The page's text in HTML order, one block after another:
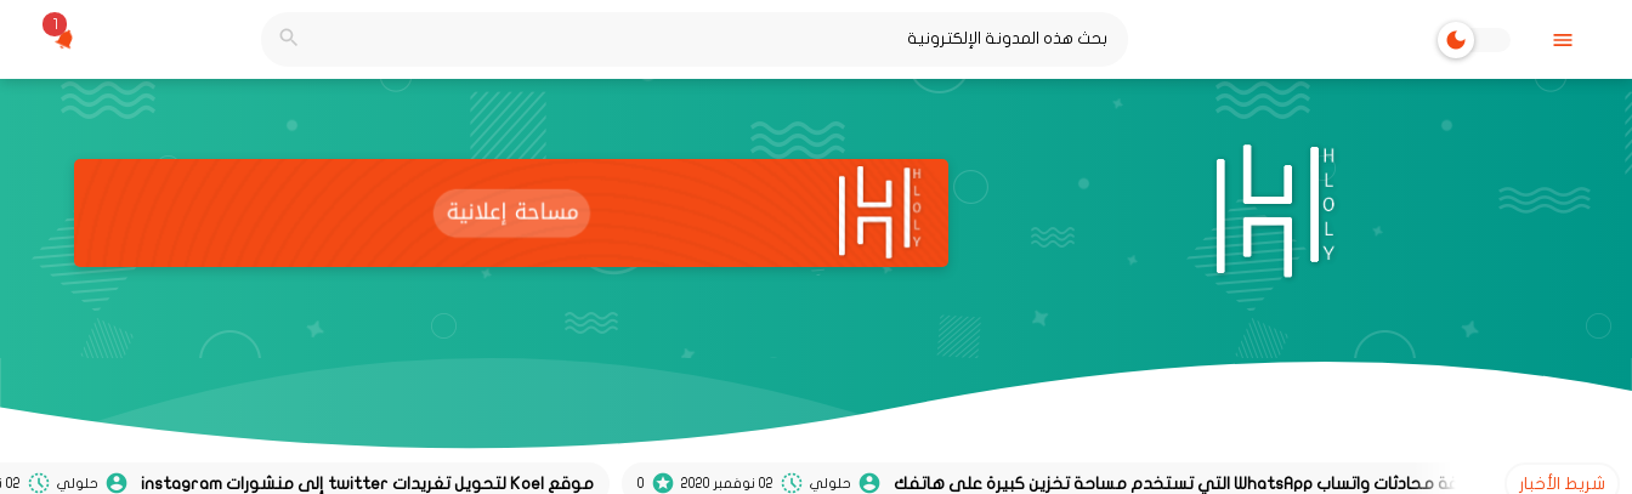
1
شريط الأخبار
طريقة معرفة محادثات واتساب WhatsApp التي تستخدم مساحة تخزين كبيرة على هاتفك حلولي 02 نوفمبر 2020 0 موقع Koel لتحويل تغريدات twitter إلى منشورات instagram حلولي 02 نوفمبر 2020